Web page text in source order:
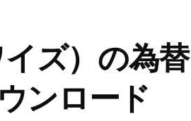
ズ）の為
ンロード